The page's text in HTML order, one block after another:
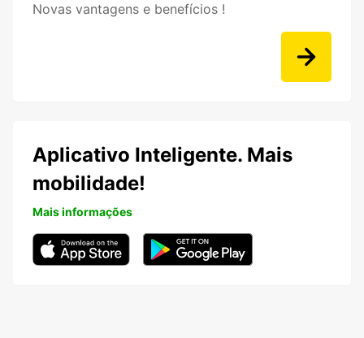
Novas vantagens e benefícios !
Aplicativo Inteligente. Mais
mobilidade!
Mais informações